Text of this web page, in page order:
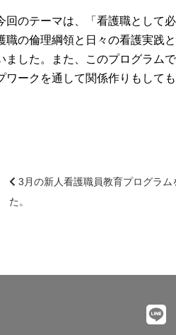
回のテーマは、「看護職として
職の倫理綱領と日々の看護実践
ました。また、このプログラム
ワークを通して関係作りもしても
記
3月の新人看護職員教育プログラム
た。